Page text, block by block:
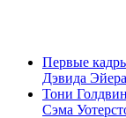
Первые
Дэвида
Тони
Сэма